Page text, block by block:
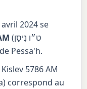
avril 2024 se
(ט״ו נִיסָן
Pessa'h.
5786 AM
correspond au